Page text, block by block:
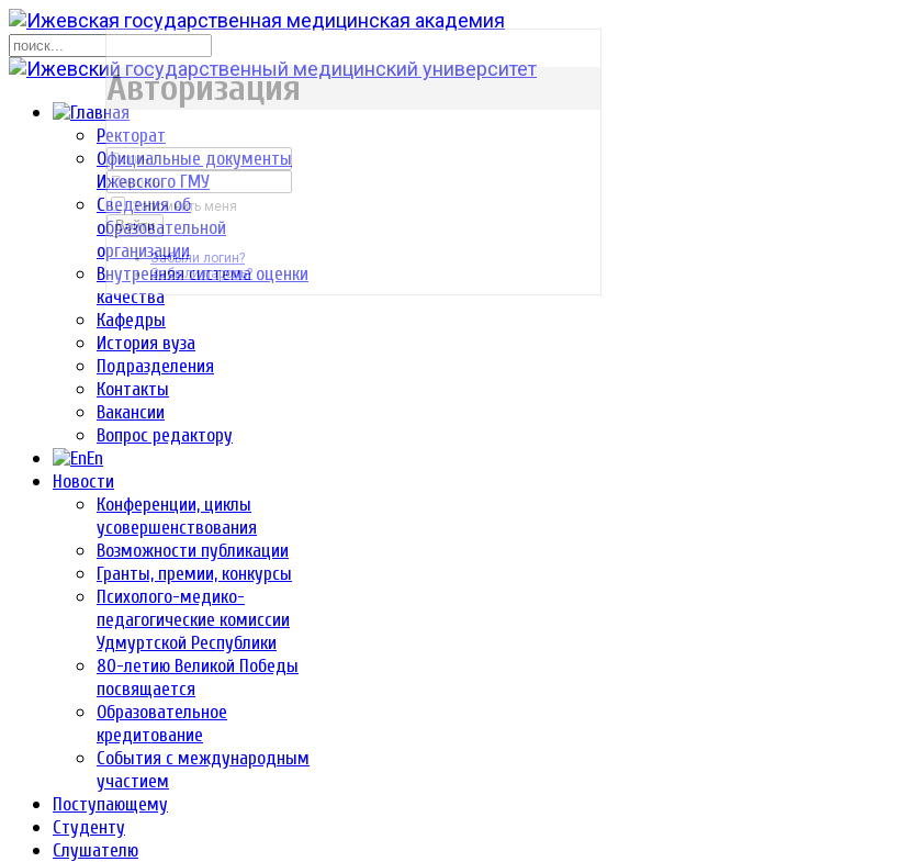
Ректорат
Официальные документы
Ижевского ГМУ
Сведения об
образовательной
организации
Внутренняя система оценки
качества
Кафедры
История вуза
Подразделения
Контакты
Вакансии
Вопрос редактору
En
Новости
Конференции, циклы
усовершенствования
Возможности публикации
Гранты, премии, конкурсы
Психолого-медико-
педагогические комиссии
Удмуртской Республики
80-летию Великой Победы
посвящается
Образовательное
кредитование
События с международным
участием
Поступающему
Студенту
Слушателю
р
Авторизация
Запомнить меня
Войти
Забыли логин?
Забыли пароль?